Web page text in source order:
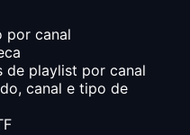
por canal
de playlist por canal
canal e tipo de